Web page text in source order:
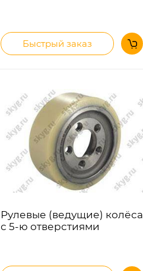
Быстрый заказ
Рулевые (ведущие) колёса
с 5-ю отверстиями